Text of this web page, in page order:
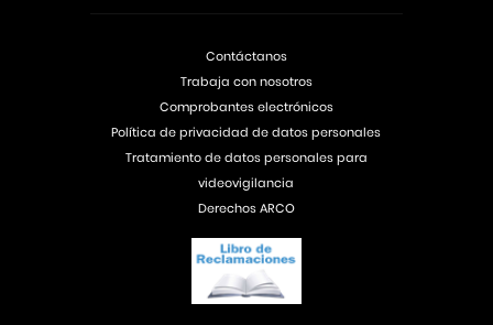
Contáctanos
Trabaja con nosotros
Comprobantes electrónicos
Política de privacidad de datos personales
Tratamiento de datos personales para
videovigilancia
Derechos ARCO